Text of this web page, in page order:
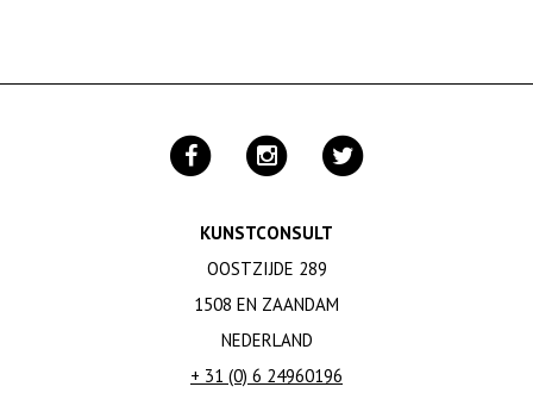
KUNSTCONSULT
OOSTZIJDE 289
1508 EN ZAANDAM
NEDERLAND
+ 31 (0) 6 24960196